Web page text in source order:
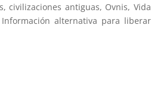
civilizaciones antiguas, Ovnis, Vida
alternativa para liberar